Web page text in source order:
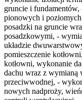
gruncie i
pionowych i
posadzki na gruncie
posadzkowymi, -
układzie
pomieszczenie
kotłowni, wykonanie
dachu wraz z wymianą
przeciwwodnej, -
nowych nadproży,